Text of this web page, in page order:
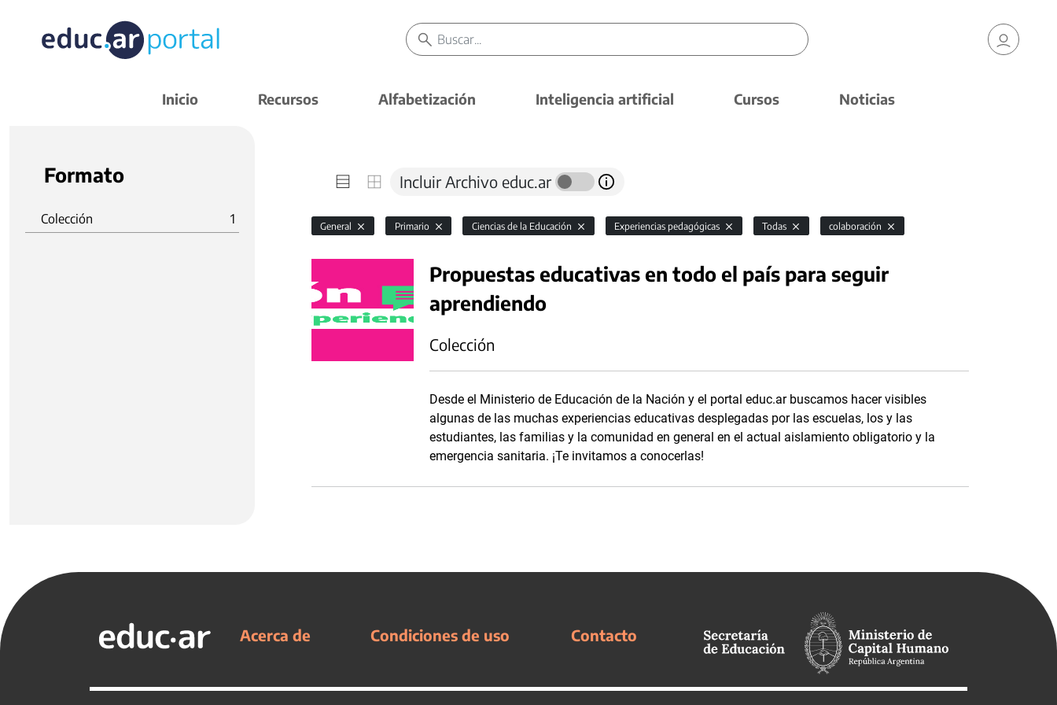
Inicio Recursos Alfabetización Inteligencia artificial Cursos Noticias
Formato
Colección 1
Incluir Archivo educ.ar
General Primario Ciencias de la Educación Experiencias pedagógicas Todas colaboración
Propuestas educativas en todo el país para seguir
aprendiendo
Colección
Desde el Ministerio de Educación de la Nación y el portal educ.ar buscamos hacer visibles
algunas de las muchas experiencias educativas desplegadas por las escuelas, los y las
estudiantes, las familias y la comunidad en general en el actual aislamiento obligatorio y la
emergencia sanitaria. ¡Te invitamos a conocerlas!
Acerca de Condiciones de uso Contacto